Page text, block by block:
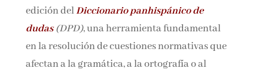
edición delDiccionario panhispánico de
dudas (DPD), una herramienta fundamental
en la resolución de cuestiones normativas que
afectan a la gramática, a la ortografía o al
Por favor, acepta lostérminos y condiciones